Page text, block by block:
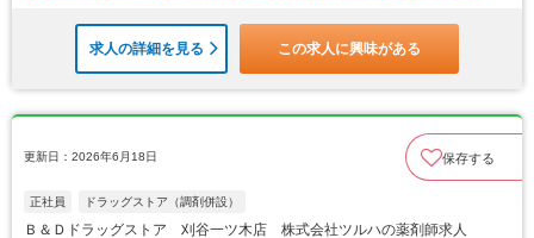
求人の詳細を見る この求人に興味がある
更新日：2026年6月18日 保存する
正社員 ドラッグストア（調剤併設）
Ｂ＆Ｄドラッグストア 刈谷一ツ木店 株式会社ツルハの薬剤師求人